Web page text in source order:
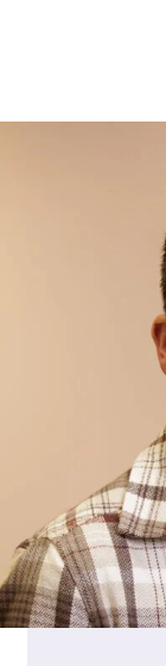
trajecten?